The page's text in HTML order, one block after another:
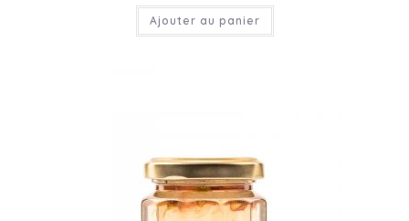
Ajouter au panier